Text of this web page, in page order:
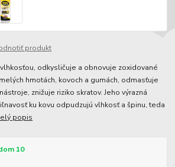
produkt
odkysličuje a obnovuje zoxidované
hmotách, kovoch a gumách, odmasťuje
znižuje riziko skratov. Jeho výrazná
ku kovu odpudzujú vlhkosť a špinu, teda
popis
10